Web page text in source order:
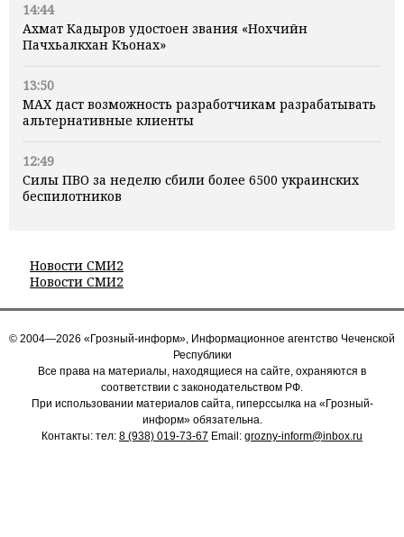
14:44
Ахмат Кадыров удостоен звания «Нохчийн
Пачхьалкхан Къонах»
13:50
MAX даст возможность разработчикам разрабатывать
альтернативные клиенты
12:49
Силы ПВО за неделю сбили более 6500 украинских
беспилотников
Новости СМИ2
Новости СМИ2
© 2004—2026 «Грозный-информ», Информационное агентство Чеченской
Республики
Все права на материалы, находящиеся на сайте, охраняются в
соответствии с законодательством РФ.
При использовании материалов сайта, гиперссылка на «Грозный-
информ» обязательна.
Контакты: тел: 8 (938) 019-73-67 Email: grozny-inform@inbox.ru